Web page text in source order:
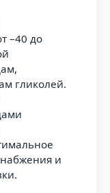
–40 до
гликолей.
и